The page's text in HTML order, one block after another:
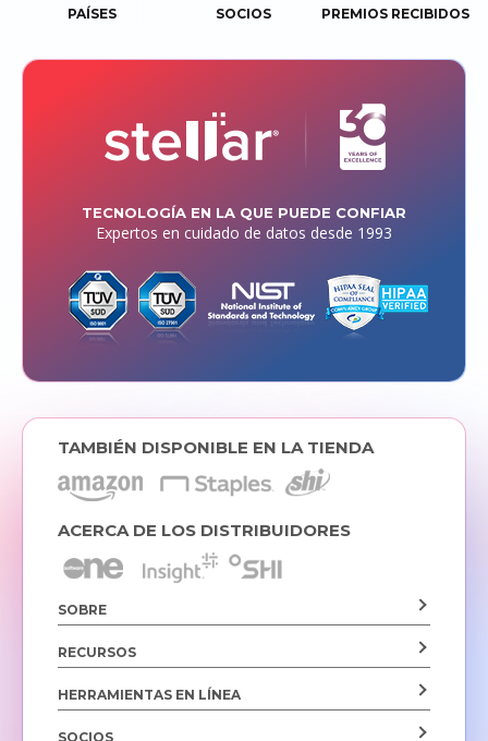
PAÍSES SOCIOS PREMIOS RECIBIDOS
TECNOLOGÍA EN LA QUE PUEDE CONFIAR
Expertos en cuidado de datos desde 1993
TAMBIÉN DISPONIBLE EN LA TIENDA
ACERCA DE LOS DISTRIBUIDORES
SOBRE
RECURSOS
HERRAMIENTAS EN LÍNEA
SOCIOS